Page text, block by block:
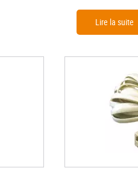
Lire la suite